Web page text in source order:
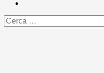
Ricerca
per: